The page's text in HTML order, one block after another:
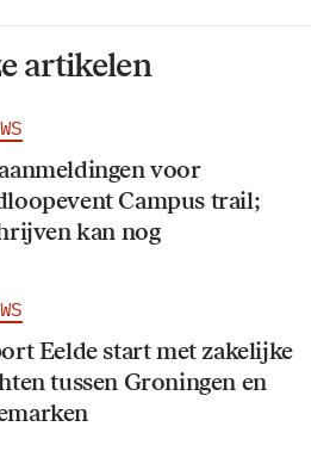
artikelen
voor
Campus trail;
kan nog
Eelde start met zakelijke
tussen Groningen en